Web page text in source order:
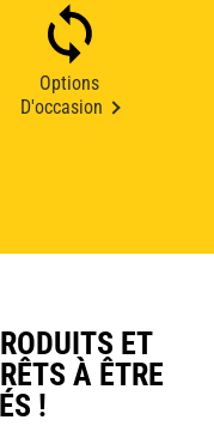
Options
D'occasion
ET
À ÊTRE
!